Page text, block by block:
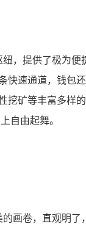
，提供了极为
快速通道，钱包
挖矿等丰富多
自由起舞。
画卷，直观明